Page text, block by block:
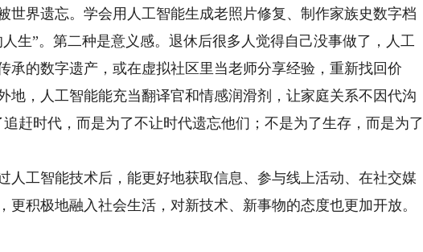
世界遗忘。学会用人工智能生成老照片修复、制作家族史数字档
生”。第二种是意义感。退休后很多人觉得自己没事做了，人工
承的数字遗产，或在虚拟社区里当老师分享经验，重新找回价
地，人工智能能充当翻译官和情感润滑剂，让家庭关系不因代沟
赶时代，而是为了不让时代遗忘他们；不是为了生存，而是为了
工智能技术后，能更好地获取信息、参与线上活动、在社交媒
更积极地融入社会生活，对新技术、新事物的态度也更加开放。